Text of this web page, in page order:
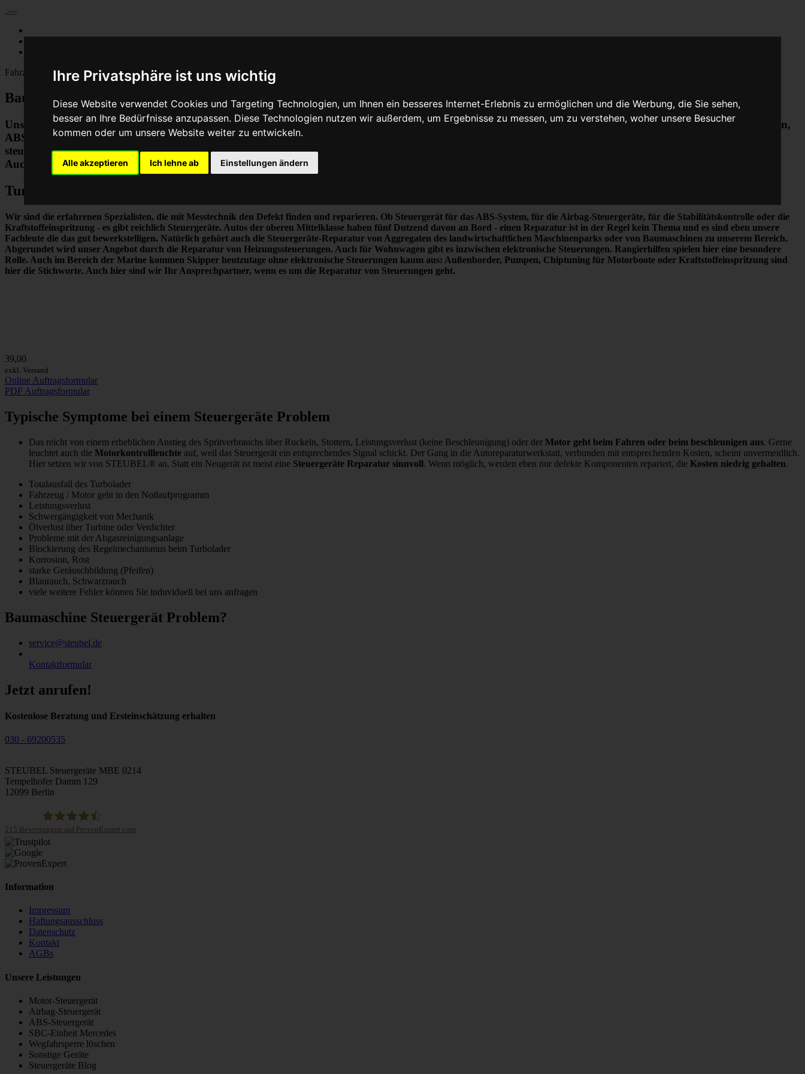
Ihre Privatsphäre ist uns wichtig
Diese Website verwendet Cookies und Targeting Technologien, um Ihnen ein besseres Internet-Erlebnis zu ermöglichen und die Werbung, die Sie sehen,
besser an Ihre Bedürfnisse anzupassen. Diese Technologien nutzen wir außerdem, um Ergebnisse zu messen, um zu verstehen, woher unsere Besucher
kommen oder um unsere Website weiter zu entwickeln.
Alle akzeptieren Ich lehne ab Einstellungen ändern
Fahrzeugmarken
Baumaschine Turbolader Reparatur oder Austauschgerät KVA
Unser Betrieb steht für kostengünstige Prüfungen und Reparaturen von Steuergeräten aller Art, unter anderem von Motor-Steuergeräten, Airbag-Steuergeräten,
ABS-Steuergeräten uvm. STEUBEL® verfügt dabei über viel Erfahrung und ausgewiesene Expertise bei PKW-Steuergeräten und insbesondere Motor-
steuergeräte Reparaturen. So ermöglicht STEUBEL® eine Steuergeräte Reparatur für nahezu aller Hersteller und Fahrzeugarten - sei es Motorrad oder LKW.
Auch die Reparatur von Heizungssteuerungen oder Heizungsregler gehören zu unserem Portfolio.
Turbolader Reparatur oder Austauschgerät KVA
Wir sind die erfahrenen Spezialisten, die mit Messtechnik den Defekt finden und reparieren. Ob Steuergerät für das ABS-System, für die Airbag-Steuergeräte, für die Stabilitätskontrolle oder die
Kraftstoffeinspritzung - es gibt reichlich Steuergeräte. Autos der oberen Mittelklasse haben fünf Dutzend davon an Bord - einen Reparatur ist in der Regel kein Thema und es sind eben unsere
Fachleute die das gut bewerkstelligen. Natürlich gehört auch die Steuergeräte-Reparatur von Aggregaten des landwirtschaftlichen Maschinenparks oder von Baumaschinen zu unserem Bereich.
Abgerundet wird unser Angebot durch die Reparatur von Heizungssteuerungen. Auch für Wohnwagen gibt es inzwischen elektronische Steuerungen. Rangierhilfen spielen hier eine besondere
Rolle. Auch im Bereich der Marine kommen Skipper heutzutage ohne elektronische Steuerungen kaum aus: Außenborder, Pumpen, Chiptuning für Motorboote oder Kraftstoffeinspritzung sind
hier die Stichworte. Auch hier sind wir Ihr Ansprechpartner, wenn es um die Reparatur von Steuerungen geht.
39,00
exkl. Versand
Online Auftragsformular
PDF Auftragsformular
Typische Symptome bei einem Steuergeräte Problem
Das reicht von einem erheblichen Anstieg des Spritverbrauchs über Ruckeln, Stottern, Leistungsverlust (keine Beschleunigung) oder der Motor geht beim Fahren oder beim beschleunigen aus. Gerne
leuchtet auch die Motorkontrollleuchte auf, weil das Steuergerät ein entsprechendes Signal schickt. Der Gang in die Autoreparaturwerkstatt, verbunden mit entsprechenden Kosten, scheint unvermeidlich.
Hier setzen wir von STEUBEL® an. Statt ein Neugerät ist meist eine Steuergeräte Reparatur sinnvoll. Wenn möglich, werden eben nur defekte Komponenten repariert, die Kosten niedrig gehalten.
Totalausfall des Turbolader
Fahrzeug / Motor geht in den Notlaufprogramm
Leistungsverlust
Schwergängigkeit von Mechanik
Ölverlust über Turbine oder Verdichter
Probleme mit der Abgasreinigungsanlage
Blockierung des Regelmechanismus beim Turbolader
Korrosion, Rost
starke Geräuschbildung (Pfeifen)
Blaurauch, Schwarzrauch
viele weitere Fehler können Sie induviduell bei uns anfragen
Baumaschine Steuergerät Problem?
service@steubel.de
Kontaktformular
Jetzt anrufen!
Kostenlose Beratung und Ersteinschätzung erhalten
030 - 69200535
STEUBEL Steuergeräte MBE 0214
Tempelhofer Damm 129
12099 Berlin
STEUBEL Steuergeräte Annahme Filiale MBE 0214
215 Bewertungen auf ProvenExpert.com
Information
Impressum
Haftungsausschluss
Datenschutz
Kontakt
AGBs
Unsere Leistungen
Motor-Steuergerät
Airbag-Steuergerät
ABS-Steuergerät
SBC-Einheit Mercedes
Wegfahrsperre löschen
Sonstige Geräte
Steuergeräte Blog